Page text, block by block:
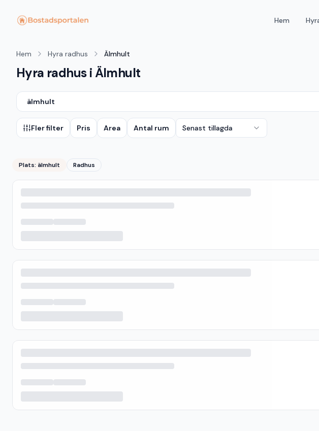
Hem
Hem Hyra radhus Älmhult
Hyra radhus i Älmhult
älmhult
Fler filter Pris Area Antal rum Senast tillagda
Plats: älmhult Radhus